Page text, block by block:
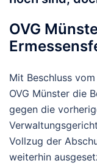
OVG
Mit Beschluss
OVG Münster die
gegen die
Vollzug der
weiterhin